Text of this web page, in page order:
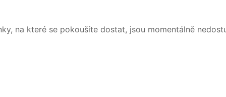
na které se pokoušíte dostat, jsou momentálně